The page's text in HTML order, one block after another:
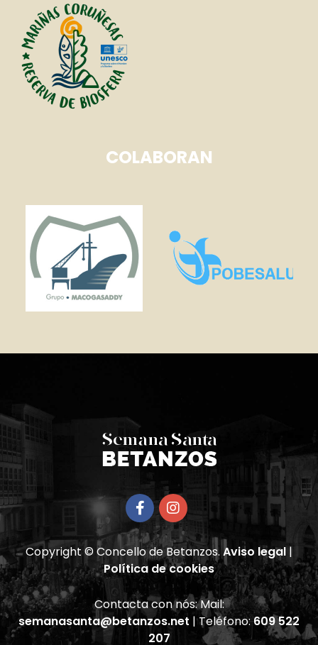
COLABORAN
Copyright © Concello de Betanzos. Aviso legal |
Política de cookies
Contacta con nós: Mail:
semanasanta@betanzos.net | Teléfono:609 522
207